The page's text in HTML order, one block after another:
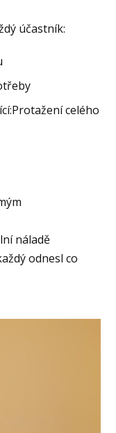
účastník:
celého
náladě
odnesl co